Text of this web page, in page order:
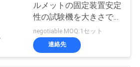
ルメットの固定装置安定
性の試験機を大きさで分
類する
negotiable MOQ:1セット
連絡先